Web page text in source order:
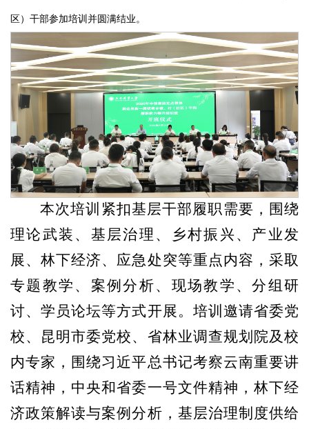
区）干部参加培训并圆满结业。
本次培训紧扣基层干部履职需要，围绕
理论武装、基层治理、乡村振兴、产业发
展、林下经济、应急处突等重点内容，采取
专题教学、案例分析、现场教学、分组研
讨、学员论坛等方式开展。培训邀请省委党
校、昆明市委党校、省林业调查规划院及校
内专家，围绕习近平总书记考察云南重要讲
话精神，中央和省委一号文件精神，林下经
济政策解读与案例分析，基层治理制度供给